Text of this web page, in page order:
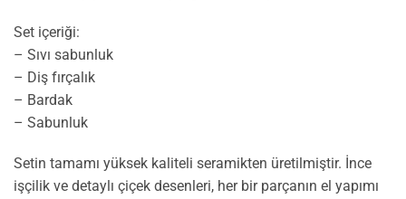
Set içeriği:
– Sıvı sabunluk
– Diş fırçalık
– Bardak
– Sabunluk
Setin tamamı yüksek kaliteli seramikten üretilmiştir. İnce
işçilik ve detaylı çiçek desenleri, her bir parçanın el yapımı